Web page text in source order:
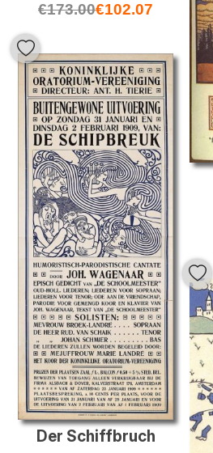
€173.00€102.07
Der Schiffbruch